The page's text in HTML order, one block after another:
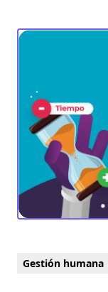
Gestión humana